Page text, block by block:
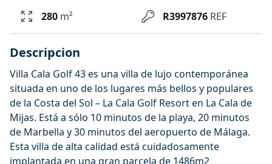
R3997876 REF
280 m²
Descripcion
Villa Cala Golf 43 es una villa de lujo contemporánea
situada en uno de los lugares más bellos y populares
de la Costa del Sol – La Cala Golf Resort en La Cala de
Mijas. Está a sólo 10 minutos de la playa, 20 minutos
de Marbella y 30 minutos del aeropuerto de Málaga.
Esta villa de alta calidad está cuidadosamente
implantada en una gran parcela de 1486m2